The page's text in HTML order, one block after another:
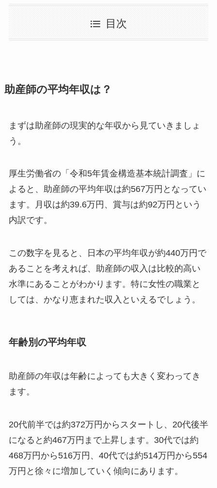
目次
助産師の平均年収は？
まずは助産師の現実的な年収から見ていきましょ
う。
厚生労働省の「令和5年賃金構造基本統計調査」に
よると、助産師の平均年収は約567万円となってい
ます。月収は約39.6万円、賞与は約92万円という
内訳です。
この数字を見ると、日本の平均年収が約440万円で
あることを考えれば、助産師の収入は比較的高い
水準にあることがわかります。特に女性の職業と
しては、かなり恵まれた収入といえるでしょう。
年齢別の平均年収
助産師の年収は年齢によっても大きく変わってき
ます。
20代前半では約372万円からスタートし、20代後半
になると約467万円まで上昇します。30代では約
468万円から516万円、40代では約514万円から554
万円と徐々に増加していく傾向にあります。